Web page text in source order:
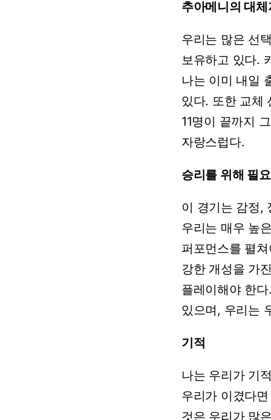
추아메니의 대체
우리는 많은 선
보유하고 있다.
나는 이미 내일
있다. 또한 교체
11명이 끝까지
자랑스럽다.
승리를 위해 필
이 경기는 감정,
우리는 매우 높
퍼포먼스를 펼
강한 개성을 가
플레이해야 한
있으며, 우리는
기적
나는 우리가 기
우리가 이겼다면
것은 우리가 많